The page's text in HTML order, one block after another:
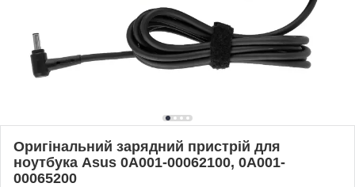
Оригінальний зарядний пристрій для
ноутбука Asus 0A001-00062100, 0A001-
00065200